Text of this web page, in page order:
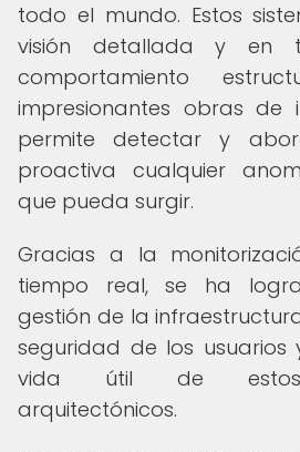
todo el mundo. Estos
visión detallada y en
comportamiento
impresionantes obras de
permite detectar y
proactiva cualquier
que pueda surgir.
Gracias a la
tiempo real, se ha
gestión de la
seguridad de los
vida útil de estos
arquitectónicos.